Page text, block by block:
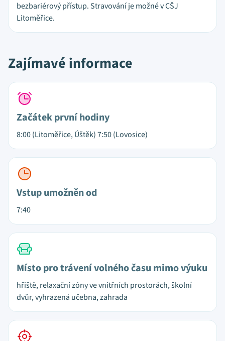
bezbariérový přístup. Stravování je možné v CŠJ
Litoměřice.
Zajímavé informace
Začátek první hodiny
8:00 (Litoměřice, Úštěk) 7:50 (Lovosice)
Vstup umožněn od
7:40
Místo pro trávení volného času mimo výuku
hřiště, relaxační zóny ve vnitřních prostorách, školní
dvůr, vyhrazená učebna, zahrada